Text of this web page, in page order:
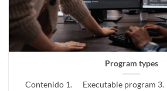
Program types
Contenido 1. Executable program